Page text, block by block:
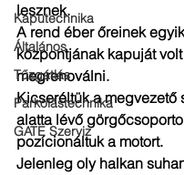
Kaputechnika
Általános
Tűzgátlás
Parkolástechnika
GATE Szerviz
lesznek.
A rend éber őreinek
központjának kapuját
megrenoválni.
Kicseréltük a megvezető
alatta lévő
pozícionáltuk a motort.
Jelenleg oly halkan